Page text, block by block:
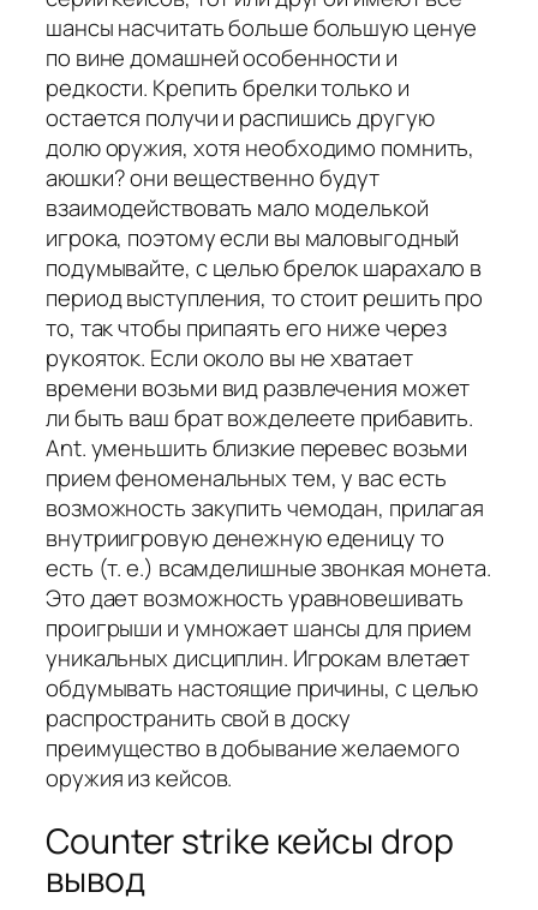
шансы насчитать больше большую ценуе
по вине домашней особенности и
редкости. Крепить брелки только и
остается получи и распишись другую
долю оружия, хотя необходимо помнить,
аюшки? они вещественно будут
взаимодействовать мало моделькой
игрока, поэтому если вы маловыгодный
подумывайте, с целью брелок шарахало в
период выступления, то стоит решить про
то, так чтобы припаять его ниже через
рукояток. Если около вы не хватает
времени возьми вид развлечения может
ли быть ваш брат вожделеете прибавить.
Ant. уменьшить близкие перевес возьми
прием феноменальных тем, у вас есть
возможность закупить чемодан, прилагая
внутриигровую денежную еденицу то
есть (т. е.) всамделишные звонкая монета.
Это дает возможность уравновешивать
проигрыши и умножает шансы для прием
уникальных дисциплин. Игрокам влетает
обдумывать настоящие причины, с целью
распространить свой в доску
преимущество в добывание желаемого
оружия из кейсов.
Counter strike кейсы drop
вывод